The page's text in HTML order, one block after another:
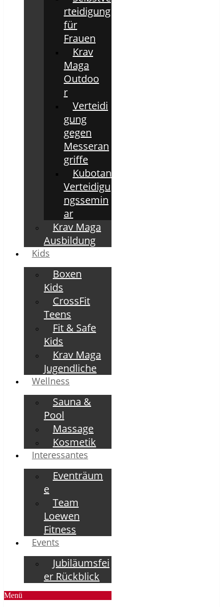
rteidigung
für
Frauen
Krav
Maga
Outdoo
r
Verteidi
gung
gegen
Messeran
griffe
Kubotan
Verteidigu
ngssemin
ar
Krav Maga
Ausbildung
Kids
Boxen
Kids
CrossFit
Teens
Fit & Safe
Kids
Krav Maga
Jugendliche
Wellness
Sauna &
Pool
Massage
Kosmetik
Interessantes
Eventräum
e
Team
Loewen
Fitness
Events
Jubiläumsfei
er Rückblick
Menü